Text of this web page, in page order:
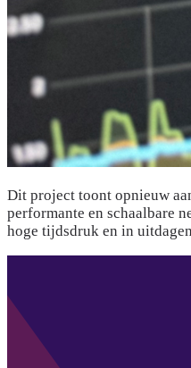
Dit project toont opnieuw
performante en schaalbare
hoge tijdsdruk en in